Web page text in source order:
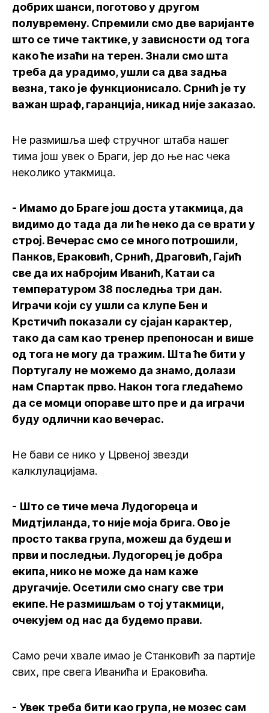
добрих шанси, поготово у другом
полувремену. Спремили смо две варијанте
што се тиче тактике, у зависности од тога
како ће изаћи на терен. Знали смо шта
треба да урадимо, ушли са два задња
везна, тако је функционисало. Срнић је ту
важан шраф, гаранција, никад није заказао.
Не размишља шеф стручног штаба нашег
тима још увек о Браги, јер до ње нас чека
неколико утакмица.
- Имамо до Браге још доста утакмица, да
видимо до тада да ли ће неко да се врати у
строј. Вечерас смо се много потрошили,
Панков, Ераковић, Срнић, Драговић, Гајић
све да их набројим Иванић, Катаи са
температуром 38 последња три дан.
Играчи који су ушли са клупе Бен и
Крстичић показали су сјајан карактер,
тако да сам као тренер препоносан и више
од тога не могу да тражим. Шта ће бити у
Португалу не можемо да знамо, долази
нам Спартак прво. Након тога гледаћемо
да се момци опораве што пре и да играчи
буду одлични као вечерас.
Не бави се нико у Црвеној звезди
калклулацијама.
- Што се тиче меча Лудогореца и
Мидтјиланда, то није моја брига. Ово је
просто таква група, можеш да будеш и
први и последњи. Лудогорец је добра
екипа, нико не може да нам каже
другачије. Осетили смо снагу све три
екипе. Не размишљам о тој утакмици,
очекујем од нас да будемо прави.
Само речи хвале имао је Станковић за партије
свих, пре свега Иванића и Ераковића.
- Увек треба бити као група, не мозес сам